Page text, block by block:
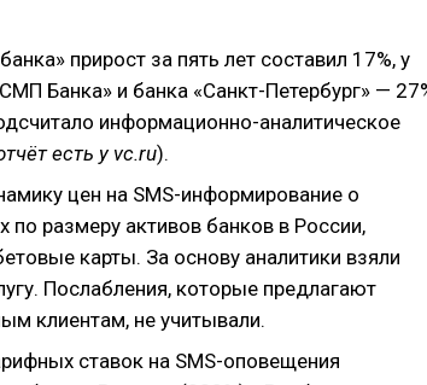
прирост за пять лет составил 17%, у
Банка» и банка «Санкт-Петербург» —
информационно-аналитическое
есть у vc.ru).
цен на SMS-информирование о
по размеру активов банков в России,
карты. За основу аналитики взяли
Послабления, которые предлагают
клиентам, не учитывали.
ставок на SMS-оповещения